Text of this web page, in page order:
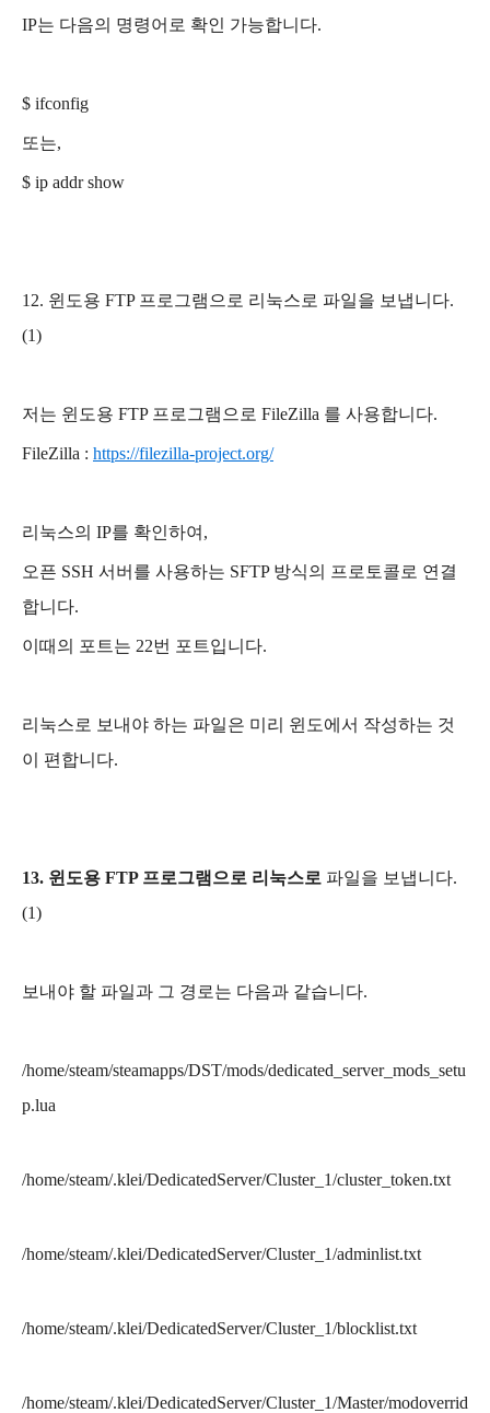
IP는 다음의 명령어로 확인 가능합니다.
$ ifconfig
또는,
$ ip addr show
12. 윈도용 FTP 프로그램으로 리눅스로 파일을 보냅니다.
(1)
저는 윈도용 FTP 프로그램으로 FileZilla 를 사용합니다.
FileZilla : https://filezilla-project.org/
리눅스의 IP를 확인하여,
오픈 SSH 서버를 사용하는 SFTP 방식의 프로토콜로 연결
합니다.
이때의 포트는 22번 포트입니다.
리눅스로 보내야 하는 파일은 미리 윈도에서 작성하는 것
이 편합니다.
13. 윈도용 FTP 프로그램으로 리눅스로 파일을 보냅니다.
(1)
보내야 할 파일과 그 경로는 다음과 같습니다.
/home/steam/steamapps/DST/mods/dedicated_server_mods_setu
p.lua
/home/steam/.klei/DedicatedServer/Cluster_1/cluster_token.txt
/home/steam/.klei/DedicatedServer/Cluster_1/adminlist.txt
/home/steam/.klei/DedicatedServer/Cluster_1/blocklist.txt
/home/steam/.klei/DedicatedServer/Cluster_1/Master/modoverrid